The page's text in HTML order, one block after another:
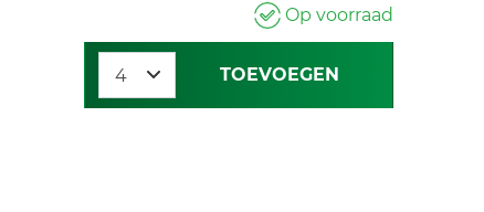
Op voorraad
TOEVOEGEN